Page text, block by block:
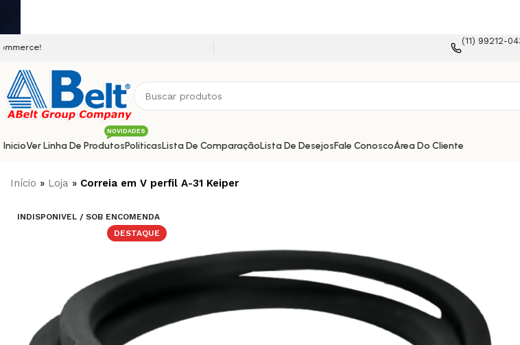
(11) 99212-
InicioVer Linha De Produtos
NOVIDADES
PolíticasLista De ComparaçãoLista De DesejosFale ConoscoÁrea Do Cliente
Início » Loja » Correia em V perfil A-31 Keiper
INDISPONIVEL / SOB ENCOMENDA
DESTAQUE